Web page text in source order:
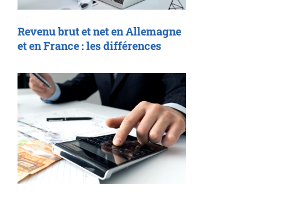
Revenu brut et net en Allemagne
et en France : les différences